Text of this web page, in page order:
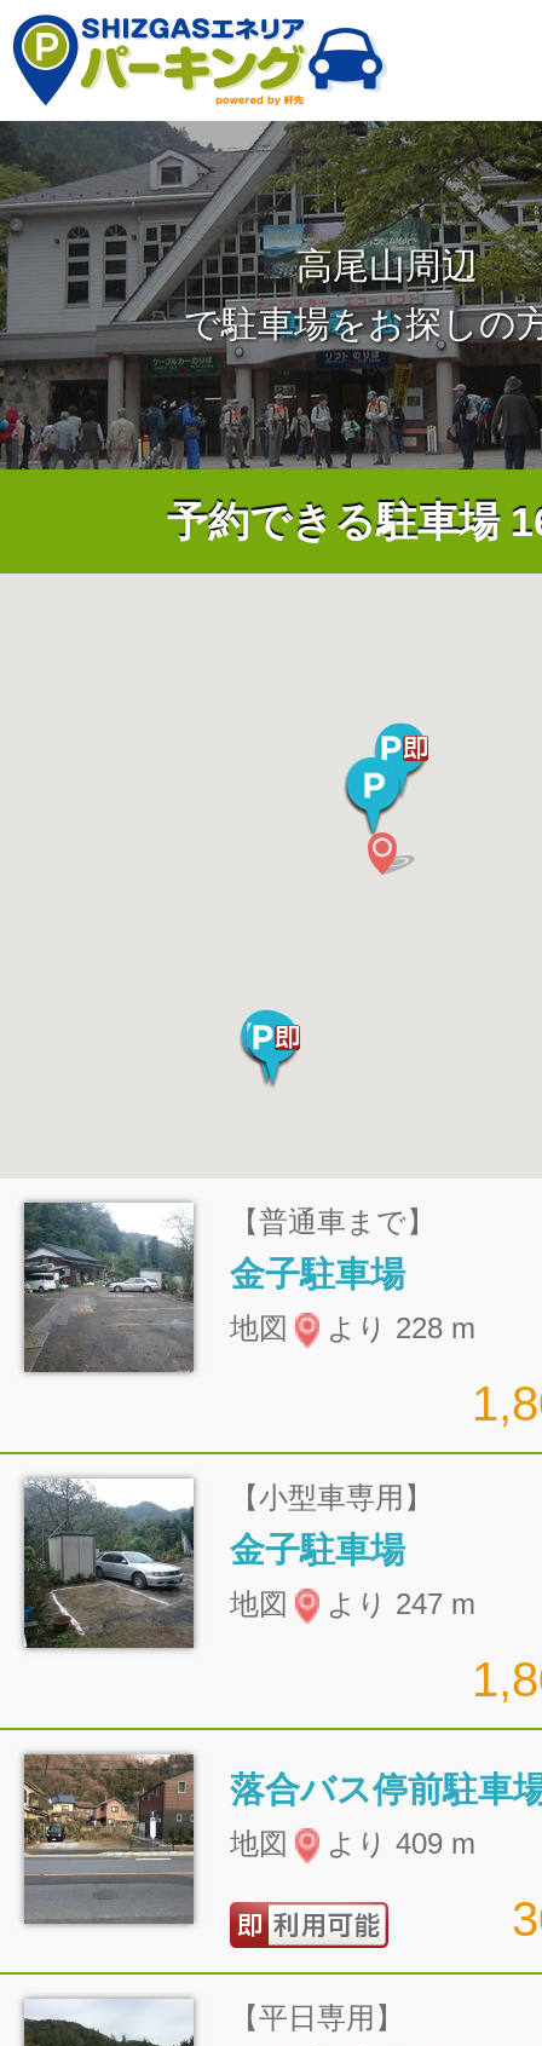
高尾山周辺
で駐車場をお探しの
予約できる駐車場
【普通車まで】
金子駐車場
地図 より 228 m
【小型車専用】
金子駐車場
地図 より 247 m
落合バス停前駐車
地図 より 409 m
【平日専用】